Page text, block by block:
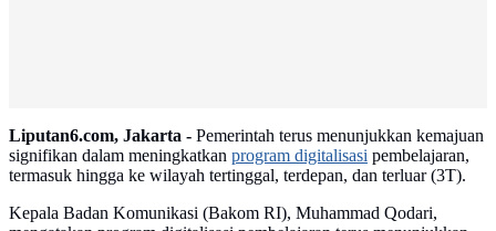
Liputan6.com, Jakarta - Pemerintah terus menunjukkan kemajuan
signifikan dalam meningkatkan program digitalisasi pembelajaran,
termasuk hingga ke wilayah tertinggal, terdepan, dan terluar (3T).
Kepala Badan Komunikasi (Bakom RI), Muhammad Qodari,